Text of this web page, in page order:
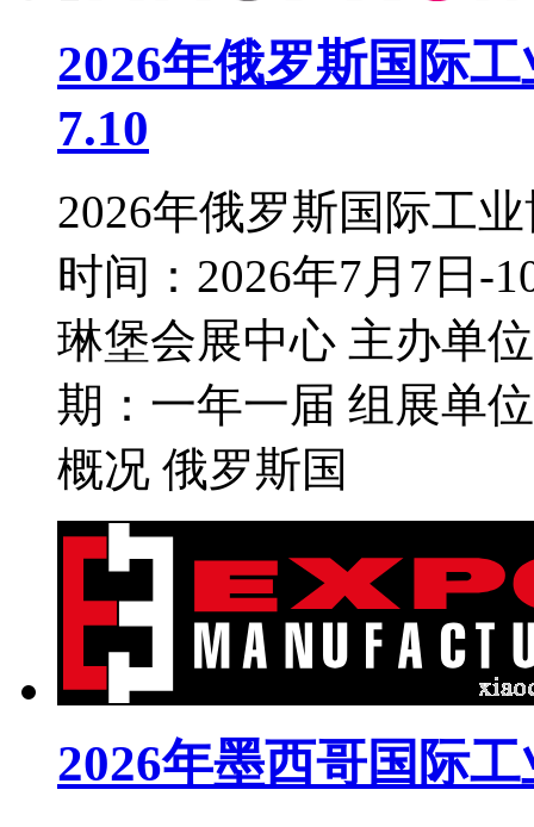
2026年俄罗斯国际
7.10
2026年俄罗斯国际工
时间：2026年7月7日-
琳堡会展中心 主办单
期：一年一届 组展单
概况 俄罗斯国
2026年墨西哥国际